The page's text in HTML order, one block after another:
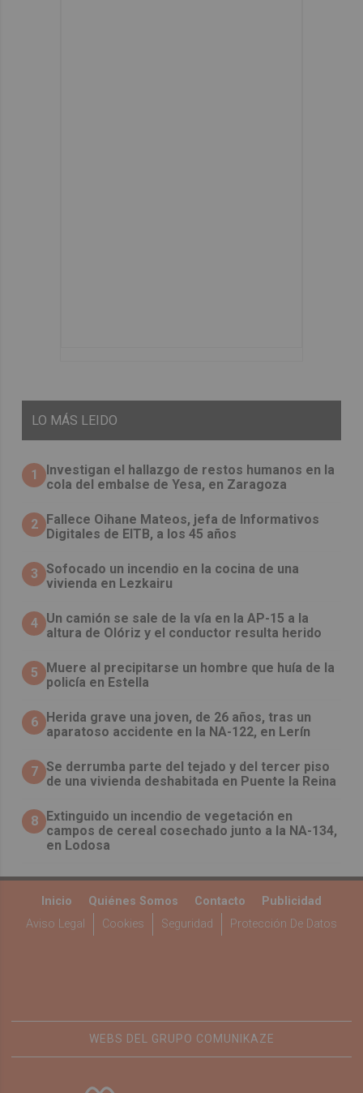
LO MÁS LEIDO
1
Investigan el hallazgo de restos humanos en la
cola del embalse de Yesa, en Zaragoza
2 Fallece Oihane Mateos, jefa de Informativos
Digitales de EITB, a los 45 años
3 Sofocado un incendio en la cocina de una
vivienda en Lezkairu
4 Un camión se sale de la vía en la AP-15 a la
altura de Olóriz y el conductor resulta herido
5
Muere al precipitarse un hombre que huía de la
policía en Estella
6 Herida grave una joven, de 26 años, tras un
aparatoso accidente en la NA-122, en Lerín
7 Se derrumba parte del tejado y del tercer piso
de una vivienda deshabitada en Puente la Reina
8 Extinguido un incendio de vegetación en
campos de cereal cosechado junto a la NA-134,
en Lodosa
Inicio Quiénes Somos Contacto
Publicidad
Aviso Legal
Cookies Seguridad Protección De Datos
WEBS DEL GRUPO COMUNIKAZE